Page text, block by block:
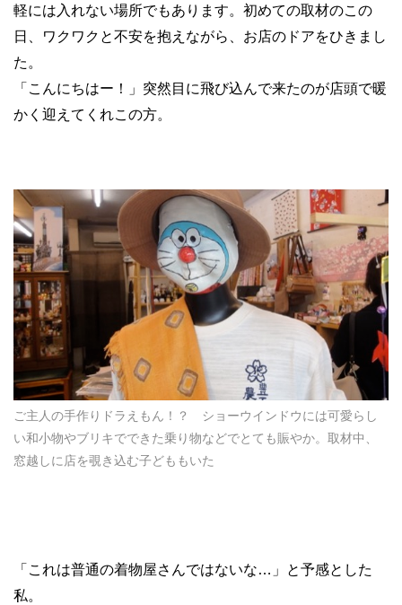
軽には入れない場所でもあります。初めての取材のこの
日、ワクワクと不安を抱えながら、お店のドアをひきまし
た。
「こんにちはー！」突然目に飛び込んで来たのが店頭で暖
かく迎えてくれこの方。
ご主人の手作りドラえもん！？ ショーウインドウには可愛らし
い和小物やブリキでできた乗り物などでとても賑やか。取材中、
窓越しに店を覗き込む子どももいた
「これは普通の着物屋さんではないな…」と予感とした
私。